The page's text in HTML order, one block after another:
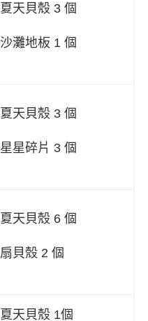
夏天貝殼 3 個
沙灘地板 1 個
夏天貝殼 3 個
星星碎片 3 個
夏天貝殼 6 個
扇貝殼 2 個
夏天貝殼 1個